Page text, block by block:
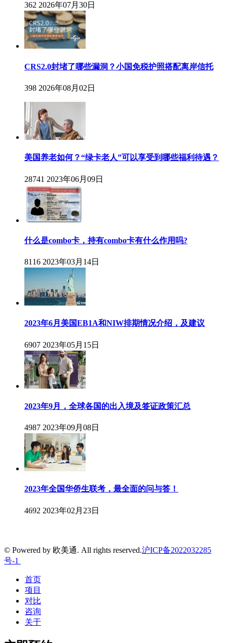
362 2026年07月30日
CRS2.0封堵了哪些漏洞？小国免税护照搭配离岸信托
398 2026年08月02日
美国养老如何？“绿卡老人”可以享受到哪些福利待遇？
28741 2023年06月09日
什么是combo卡，持有combo卡有什么作用吗?
8116 2023年03月14日
2023年6月美国EB1A和NIW排期情况介绍，及建议
6907 2023年05月15日
2023年9月，全球各国的出入境及签证政策汇总
4987 2023年09月08日
2023年全国华侨生联考，最全面的问与答！
4692 2023年02月23日
© Powered by 欧美通. All rights reserved.沪ICP备2022032285
号-1
首页
项目
对比
咨询
关于